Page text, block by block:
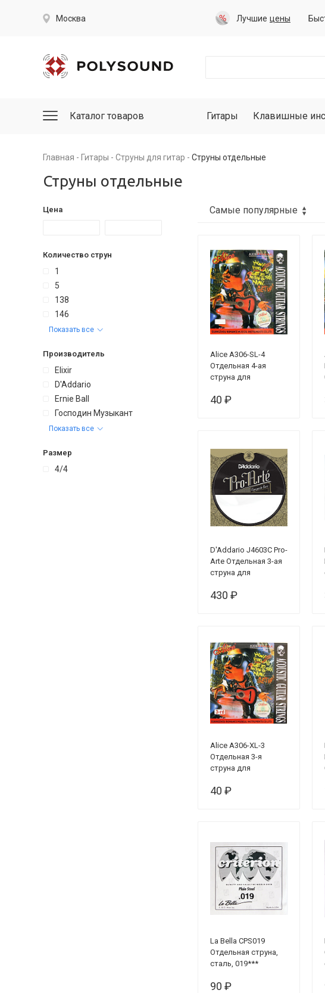
Москва Лучшие цены
Каталог товаров Гитары Клавишные
Главная Гитары Струны для гитар Струны отдельные
Струны отдельные
Цена
Количество струн
1
5
138
146
Показать все
Производитель
Elixir
D'Addario
Ernie Ball
Господин Музыкант
Показать все
Размер
4/4
Alice A306-SL-4
Отдельная 4-ая
струна для
гитары, 032***
40 ₽
D'Addario J4603C Pro-
Arte Отдельная 3-ая
струна для
гитары,
430 ₽
Alice A306-XL-3
Отдельная 3-я
струна для
гитары, 023
40 ₽
La Bella CPS019
Отдельная струна,
сталь, 019***
90 ₽